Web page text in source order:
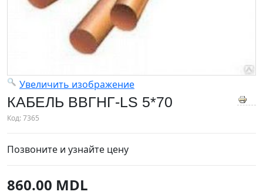
Увеличить изображение
КАБЕЛЬ ВВГНГ-LS 5*70
Код:7365
Позвоните и узнайте цену
860.00 MDL